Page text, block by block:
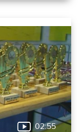
02:55